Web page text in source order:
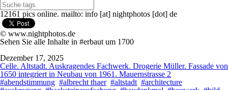
12161 pics online. mailto: info [at] nightphotos [dot] de
© www.nightphotos.de
Sehen Sie alle Inhalte in #erbaut um 1700
Dezember 17, 2025
Celle. Altstadt. Auskragendes Fachwerk. Drogerie Müller. Fassade von
1650 integriert in Neubau von 1961. Mauernstrasse 2
#abendstimmung #albrecht thaer #altstadt #architecture